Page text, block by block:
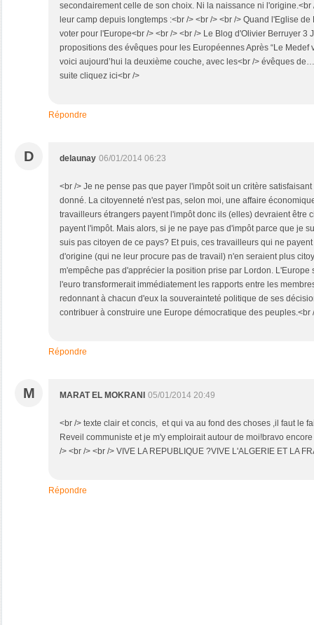
secondairement celle de son choix. Ni la naissance ni l'origine.<br
leur camp depuis longtemps :<br /> <br /> <br /> Quand l'Eglise
voter pour l'Europe<br /> <br /> <br /> Le Blog d'Olivier Berruyer 3
propositions des évêques pour les Européennes Après “Le Medef
voici aujourd’hui la deuxième couche, avec les<br /> évêques
suite cliquez ici<br />
Répondre
D delaunay 06/01/2014 06:23
<br /> Je ne pense pas que payer l'impôt soit un critère
donné. La citoyenneté n'est pas, selon moi, une affaire
travailleurs étrangers payent l'impôt donc ils (elles) devraient être
payent l'impôt. Mais alors, si je ne paye pas d'impôt parce que je
suis pas citoyen de ce pays? Et puis, ces travailleurs qui ne
d'origine (qui ne leur procure pas de travail) n'en seraient plus
m'empêche pas d'apprécier la position prise par Lordon.
l'euro transformerait immédiatement les rapports entre les
redonnant à chacun d'eux la souverainteté politique de ses
contribuer à construire une Europe démocratique des peuples.<br
Répondre
M MARAT EL MOKRANI 05/01/2014 20:49
<br /> texte clair et concis, et qui va au fond des choses ,il faut le
Reveil communiste et je m'y emploirait autour de moi!bravo
/> <br /> <br /> VIVE LA REPUBLIQUE ?VIVE L'ALGERIE ET LA
Répondre